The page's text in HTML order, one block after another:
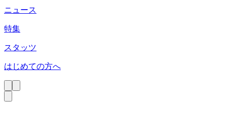
ニュース
特集
スタッツ
はじめての方へ